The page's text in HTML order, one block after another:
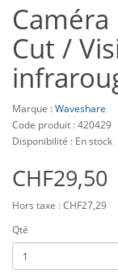
Caméra
Cut /
Marque :Waveshare
Code produit : 420429
Disponibilité : En stock
CHF29,50
Hors taxe : CHF27,29
Qté